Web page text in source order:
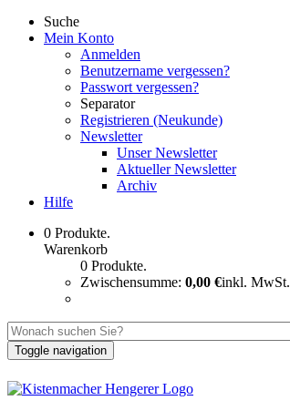
Suche
Mein Konto
Anmelden
Benutzername vergessen?
Passwort vergessen?
Separator
Registrieren (Neukunde)
Newsletter
Unser Newsletter
Aktueller Newsletter
Archiv
Hilfe
0 Produkte.
Warenkorb
0 Produkte.
Zwischensumme: 0,00 €inkl. MwSt.
Toggle navigation